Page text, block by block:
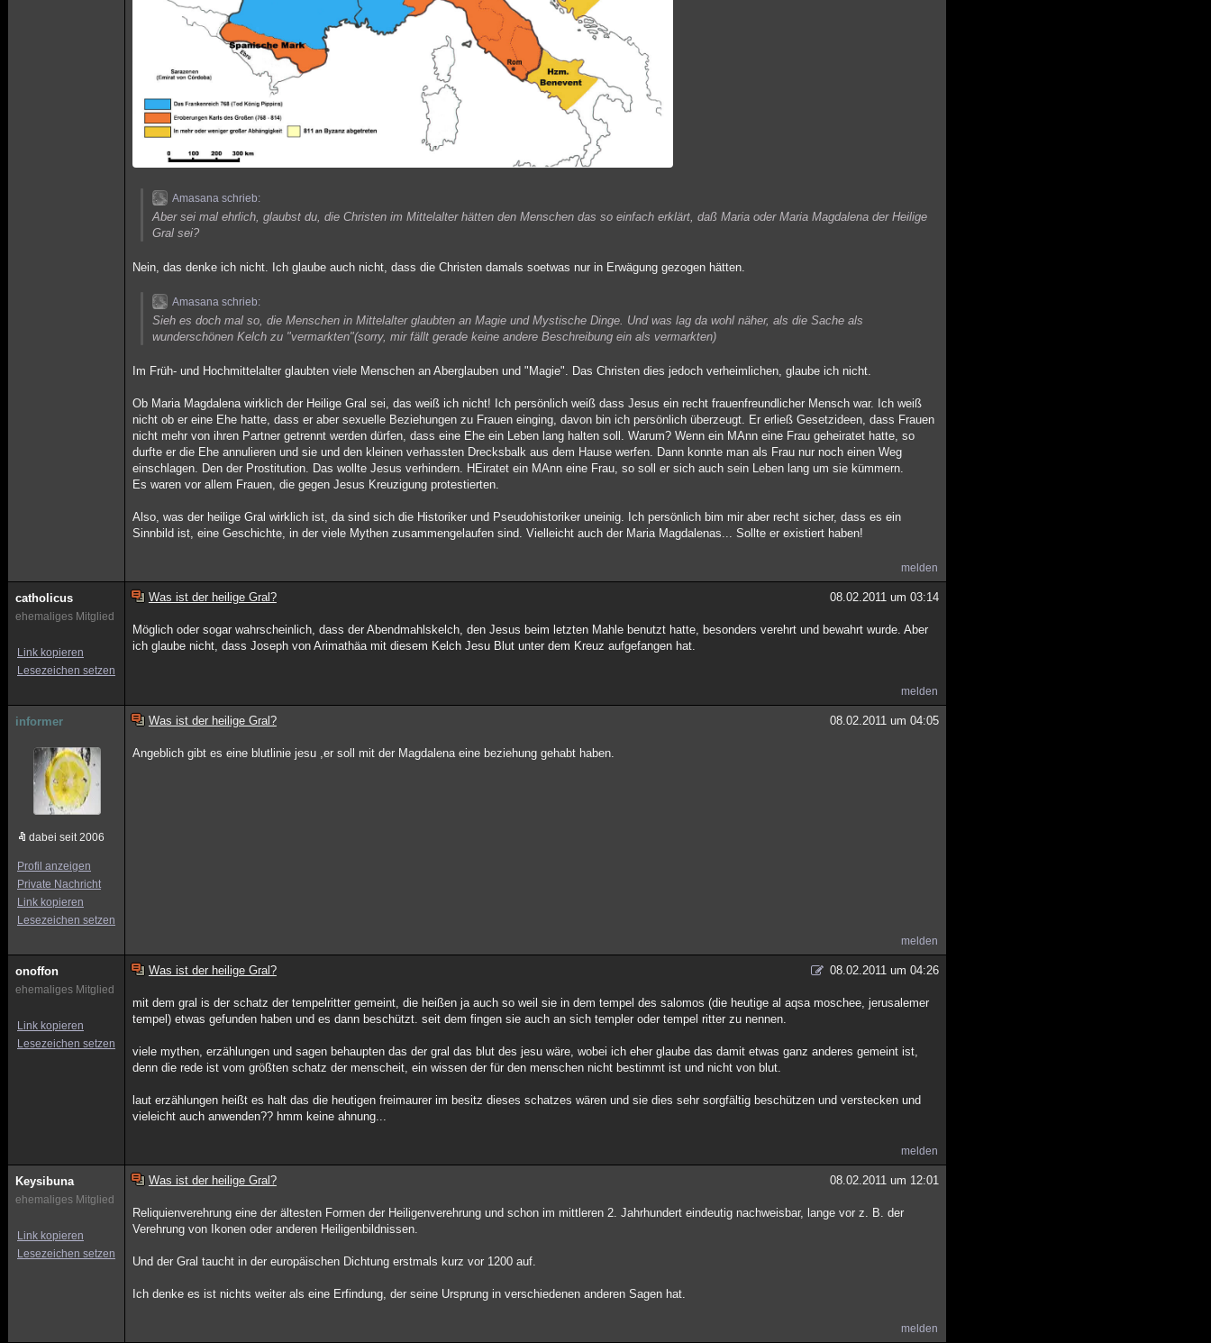
Amasana schrieb:
Aber sei mal ehrlich, glaubst du, die Christen im Mittelalter hätten den Menschen das so einfach erklärt, daß Maria oder Maria Magdalena der Heilige
Gral sei?
Nein, das denke ich nicht. Ich glaube auch nicht, dass die Christen damals soetwas nur in Erwägung gezogen hätten.
Amasana schrieb:
Sieh es doch mal so, die Menschen in Mittelalter glaubten an Magie und Mystische Dinge. Und was lag da wohl näher, als die Sache als
wunderschönen Kelch zu "vermarkten"(sorry, mir fällt gerade keine andere Beschreibung ein als vermarkten)
Im Früh- und Hochmittelalter glaubten viele Menschen an Aberglauben und "Magie". Das Christen dies jedoch verheimlichen, glaube ich nicht.
Ob Maria Magdalena wirklich der Heilige Gral sei, das weiß ich nicht! Ich persönlich weiß dass Jesus ein recht frauenfreundlicher Mensch war. Ich weiß
nicht ob er eine Ehe hatte, dass er aber sexuelle Beziehungen zu Frauen einging, davon bin ich persönlich überzeugt. Er erließ Gesetzideen, dass Frauen
nicht mehr von ihren Partner getrennt werden dürfen, dass eine Ehe ein Leben lang halten soll. Warum? Wenn ein MAnn eine Frau geheiratet hatte, so
durfte er die Ehe annulieren und sie und den kleinen verhassten Drecksbalk aus dem Hause werfen. Dann konnte man als Frau nur noch einen Weg
einschlagen. Den der Prostitution. Das wollte Jesus verhindern. HEiratet ein MAnn eine Frau, so soll er sich auch sein Leben lang um sie kümmern.
Es waren vor allem Frauen, die gegen Jesus Kreuzigung protestierten.
Also, was der heilige Gral wirklich ist, da sind sich die Historiker und Pseudohistoriker uneinig. Ich persönlich bim mir aber recht sicher, dass es ein
Sinnbild ist, eine Geschichte, in der viele Mythen zusammengelaufen sind. Vielleicht auch der Maria Magdalenas... Sollte er existiert haben!
melden
catholicus
ehemaliges Mitglied
Link kopieren
Lesezeichen setzen
Was ist der heilige Gral? 08.02.2011 um 03:14
Möglich oder sogar wahrscheinlich, dass der Abendmahlskelch, den Jesus beim letzten Mahle benutzt hatte, besonders verehrt und bewahrt wurde. Aber
ich glaube nicht, dass Joseph von Arimathäa mit diesem Kelch Jesu Blut unter dem Kreuz aufgefangen hat.
melden
informer
dabei seit 2006
Profil anzeigen
Private Nachricht
Link kopieren
Lesezeichen setzen
Was ist der heilige Gral? 08.02.2011 um 04:05
Angeblich gibt es eine blutlinie jesu ,er soll mit der Magdalena eine beziehung gehabt haben.
melden
onoffon
ehemaliges Mitglied
Link kopieren
Lesezeichen setzen
Was ist der heilige Gral? 08.02.2011 um 04:26
mit dem gral is der schatz der tempelritter gemeint, die heißen ja auch so weil sie in dem tempel des salomos (die heutige al aqsa moschee, jerusalemer
tempel) etwas gefunden haben und es dann beschützt. seit dem fingen sie auch an sich templer oder tempel ritter zu nennen.
viele mythen, erzählungen und sagen behaupten das der gral das blut des jesu wäre, wobei ich eher glaube das damit etwas ganz anderes gemeint ist,
denn die rede ist vom größten schatz der menscheit, ein wissen der für den menschen nicht bestimmt ist und nicht von blut.
laut erzählungen heißt es halt das die heutigen freimaurer im besitz dieses schatzes wären und sie dies sehr sorgfältig beschützen und verstecken und
vieleicht auch anwenden?? hmm keine ahnung...
melden
Keysibuna
ehemaliges Mitglied
Link kopieren
Lesezeichen setzen
Was ist der heilige Gral? 08.02.2011 um 12:01
Reliquienverehrung eine der ältesten Formen der Heiligenverehrung und schon im mittleren 2. Jahrhundert eindeutig nachweisbar, lange vor z. B. der
Verehrung von Ikonen oder anderen Heiligenbildnissen.
Und der Gral taucht in der europäischen Dichtung erstmals kurz vor 1200 auf.
Ich denke es ist nichts weiter als eine Erfindung, der seine Ursprung in verschiedenen anderen Sagen hat.
melden